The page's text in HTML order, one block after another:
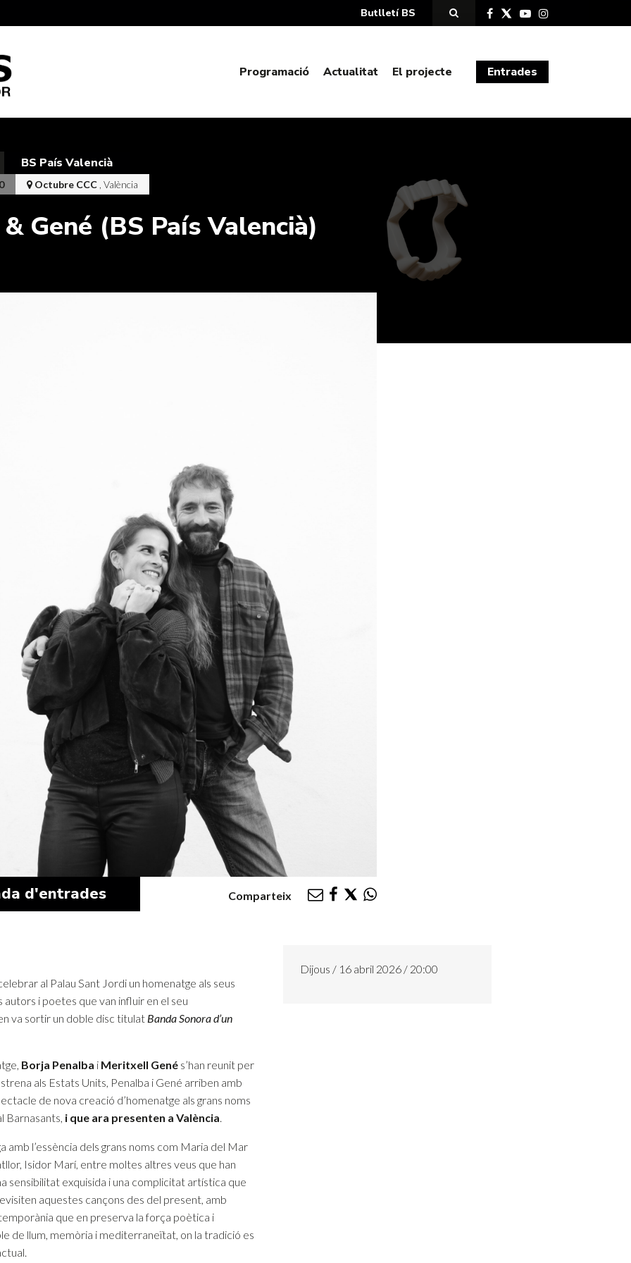
Butlletí BS
Programació Actualitat El projecte Entrades
BS País Valencià
Octubre CCC , València
Gené (BS País Valencià)
d'entrades Comparteix
al Palau Sant Jordi un homenatge als seus
autors i poetes que van influir en el seu
va sortir un doble disc titulat Banda Sonora d’un
Borja Penalba i Meritxell Gené s’han reunit per
als Estats Units, Penalba i Gené arriben amb
de nova creació d’homenatge als grans noms
Barnasants, i que ara presenten a València.
amb l’essència dels grans noms com Maria del Mar
Isidor Marí, entre moltes altres veus que han
sensibilitat exquisida i una complicitat artística que
aquestes cançons des del present, amb
que en preserva la força poètica i
de llum, memòria i mediterraneïtat, on la tradició es
Dijous / 16 abril 2026 / 20:00